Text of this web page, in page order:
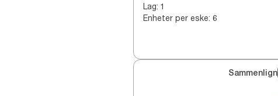
Lag: 1
Enheter per eske: 6
Sammenlign